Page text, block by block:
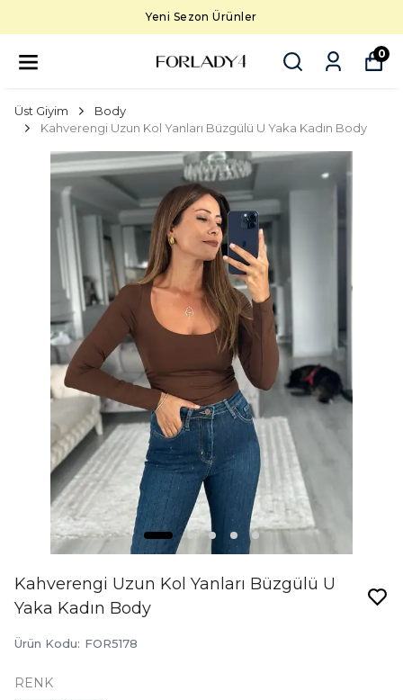
Yeni Sezon Ürünler
0
Üst Giyim
Body
Kahverengi Uzun Kol Yanları Büzgülü U Yaka Kadın Body
Kahverengi Uzun Kol Yanları Büzgülü U
Yaka Kadın Body
Ürün Kodu: FOR5178
RENK